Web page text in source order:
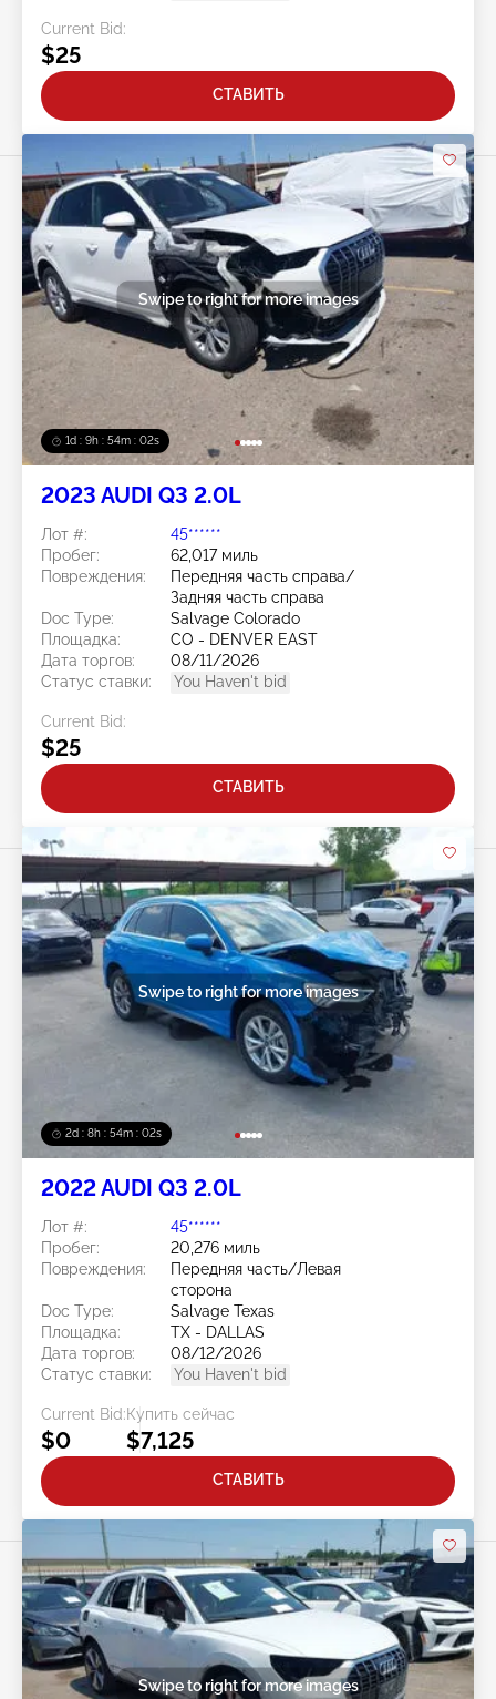
Current Bid:
$25
СТАВИТЬ
1d : 9h : 53m : 59s
Swipe to right for more images
2023 AUDI Q3 2.0L
Лот #:
45******
Пробег:
62,017 миль
Повреждения:
Передняя часть справа/
Задняя часть справа
Doc Type:
Salvage Colorado
Площадка:
CO - DENVER EAST
Дата торгов:
08/11/2026
Статус ставки:
You Haven't bid
Current Bid:
$25
СТАВИТЬ
2d : 8h : 53m : 59s
Swipe to right for more images
2022 AUDI Q3 2.0L
Лот #:
45******
Пробег:
20,276 миль
Повреждения:
Передняя часть/Левая
сторона
Doc Type:
Salvage Texas
Площадка:
TX - DALLAS
Дата торгов:
08/12/2026
Статус ставки:
You Haven't bid
Current Bid:
$0
Купить сейчас
$7,125
СТАВИТЬ
Swipe to right for more images